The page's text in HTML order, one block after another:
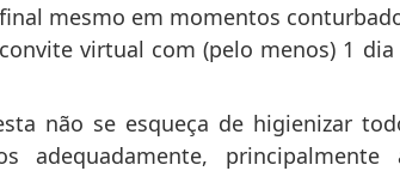
mesmo em momentos
virtual com (pelo menos) 1
não se esqueça de higienizar
adequadamente,